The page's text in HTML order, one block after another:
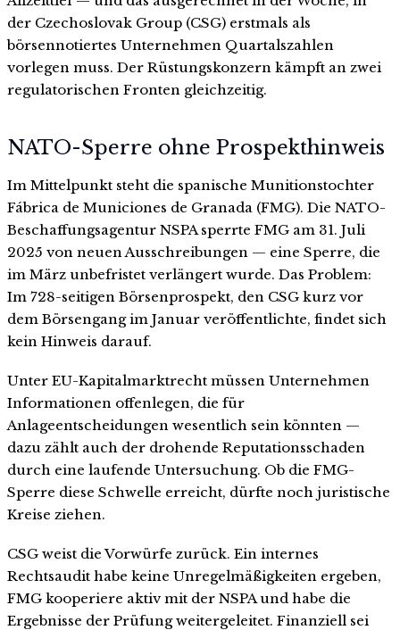
der Czechoslovak Group (CSG) erstmals als
börsennotiertes Unternehmen Quartalszahlen
vorlegen muss. Der Rüstungskonzern kämpft an zwei
regulatorischen Fronten gleichzeitig.
NATO-Sperre ohne Prospekthinweis
Im Mittelpunkt steht die spanische Munitionstochter
Fábrica de Municiones de Granada (FMG). Die NATO-
Beschaffungsagentur NSPA sperrte FMG am 31. Juli
2025 von neuen Ausschreibungen — eine Sperre, die
im März unbefristet verlängert wurde. Das Problem:
Im 728-seitigen Börsenprospekt, den CSG kurz vor
dem Börsengang im Januar veröffentlichte, findet sich
kein Hinweis darauf.
Unter EU-Kapitalmarktrecht müssen Unternehmen
Informationen offenlegen, die für
Anlageentscheidungen wesentlich sein könnten —
dazu zählt auch der drohende Reputationsschaden
durch eine laufende Untersuchung. Ob die FMG-
Sperre diese Schwelle erreicht, dürfte noch juristische
Kreise ziehen.
CSG weist die Vorwürfe zurück. Ein internes
Rechtsaudit habe keine Unregelmäßigkeiten ergeben,
FMG kooperiere aktiv mit der NSPA und habe die
Ergebnisse der Prüfung weitergeleitet. Finanziell sei